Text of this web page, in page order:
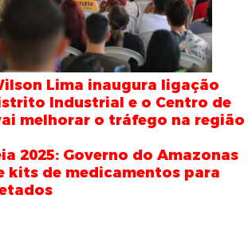
Lima inaugura ligação
Industrial e o Centro de
melhorar o tráfego na região
2025: Governo do Amazonas
kits de medicamentos para